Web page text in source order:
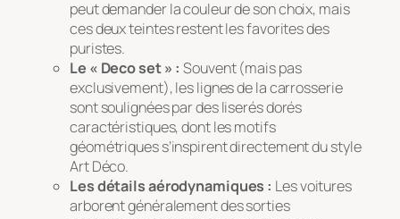
peut demander la couleur de son choix, mais
ces deux teintes restent les favorites des
puristes.
Le « Deco set » : Souvent (mais pas
exclusivement), les lignes de la carrosserie
sont soulignées par des liserés dorés
caractéristiques, dont les motifs
géométriques s’inspirent directement du style
Art Déco.
Les détails aérodynamiques : Les voitures
arborent généralement des sorties